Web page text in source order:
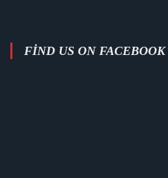
FIND US ON FACEBOOK